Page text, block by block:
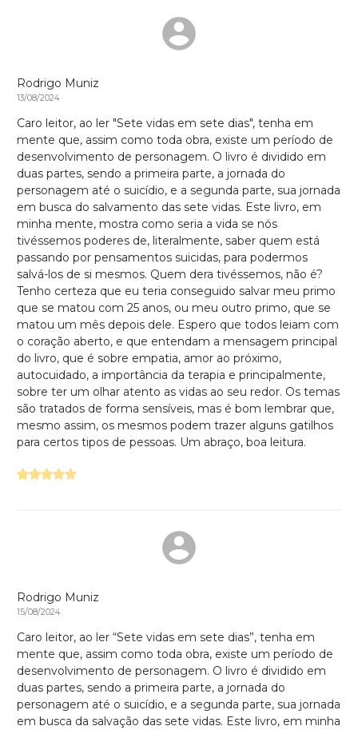
Rodrigo Muniz
13/08/2024
Caro leitor, ao ler "Sete vidas em sete dias", tenha em
mente que, assim como toda obra, existe um período de
desenvolvimento de personagem. O livro é dividido em
duas partes, sendo a primeira parte, a jornada do
personagem até o suicídio, e a segunda parte, sua jornada
em busca do salvamento das sete vidas. Este livro, em
minha mente, mostra como seria a vida se nós
tivéssemos poderes de, literalmente, saber quem está
passando por pensamentos suicidas, para podermos
salvá-los de si mesmos. Quem dera tivéssemos, não é?
Tenho certeza que eu teria conseguido salvar meu primo
que se matou com 25 anos, ou meu outro primo, que se
matou um mês depois dele. Espero que todos leiam com
o coração aberto, e que entendam a mensagem principal
do livro, que é sobre empatia, amor ao próximo,
autocuidado, a importância da terapia e principalmente,
sobre ter um olhar atento as vidas ao seu redor. Os temas
são tratados de forma sensíveis, mas é bom lembrar que,
mesmo assim, os mesmos podem trazer alguns gatilhos
para certos tipos de pessoas. Um abraço, boa leitura.
Rodrigo Muniz
15/08/2024
Caro leitor, ao ler “Sete vidas em sete dias”, tenha em
mente que, assim como toda obra, existe um período de
desenvolvimento de personagem. O livro é dividido em
duas partes, sendo a primeira parte, a jornada do
personagem até o suicídio, e a segunda parte, sua jornada
em busca da salvação das sete vidas. Este livro, em minha